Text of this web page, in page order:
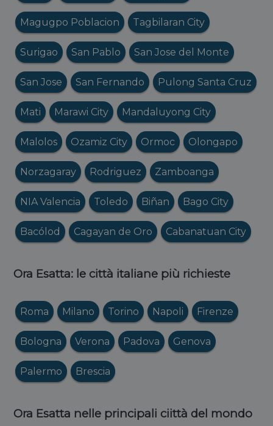
Magugpo Poblacion Tagbilaran City
Surigao San Pablo San Jose del Monte
San Jose San Fernando Pulong Santa Cruz
Mati Marawi City Mandaluyong City
Malolos Ozamiz City Ormoc Olongapo
Norzagaray Rodriguez Zamboanga
NIA Valencia Toledo Biñan Bago City
Bacólod Cagayan de Oro Cabanatuan City
Ora Esatta: le città italiane più richieste
Roma Milano Torino Napoli Firenze
Bologna Verona Padova Genova
Palermo Brescia
Ora Esatta nelle principali ciittà del mondo